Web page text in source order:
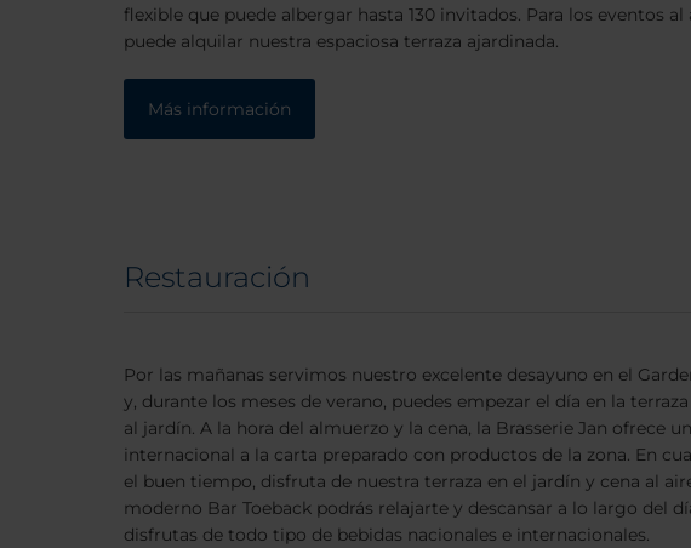
flexible que puede albergar hasta 130 invitados. Para los eventos al
puede alquilar nuestra espaciosa terraza ajardinada.
Más información
Restauración
Por las mañanas servimos nuestro excelente desayuno en el
y, durante los meses de verano, puedes empezar el día en la
al jardín. A la hora del almuerzo y la cena, la Brasserie Jan ofrece
internacional a la carta preparado con productos de la zona. En
el buen tiempo, disfruta de nuestra terraza en el jardín y cena al
moderno Bar Toeback podrás relajarte y descansar a lo largo del
disfrutas de todo tipo de bebidas nacionales e internacionales.